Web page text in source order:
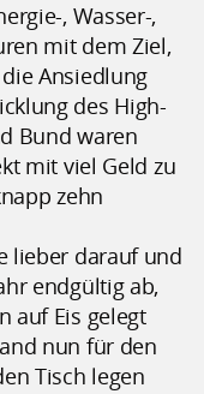
, Wasser-,
mit dem Ziel,
Ansiedlung
des High-
Bund waren
mit viel Geld zu
zehn
lieber darauf und
endgültig ab,
auf Eis gelegt
nun für den
Tisch legen